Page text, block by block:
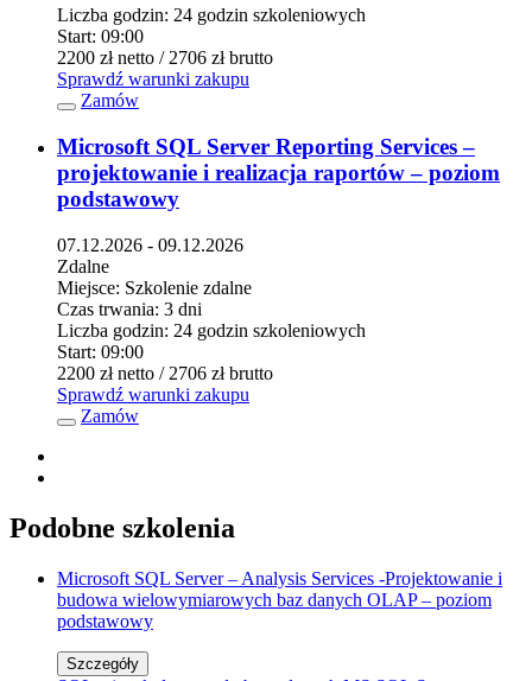
Liczba godzin: 24 godzin szkoleniowych
Start: 09:00
2200 złnetto / 2706 złbrutto
Sprawdź warunki zakupu
Zamów
Microsoft SQL Server Reporting Services –
projektowanie i realizacja raportów – poziom
podstawowy
07.12.2026 - 09.12.2026
Zdalne
Miejsce: Szkolenie zdalne
Czas trwania: 3 dni
Liczba godzin: 24 godzin szkoleniowych
Start: 09:00
2200 złnetto / 2706 złbrutto
Sprawdź warunki zakupu
Zamów
Podobne szkolenia
Microsoft SQL Server – Analysis Services -Projektowanie i
budowa wielowymiarowych baz danych OLAP – poziom
podstawowy
Szczegóły